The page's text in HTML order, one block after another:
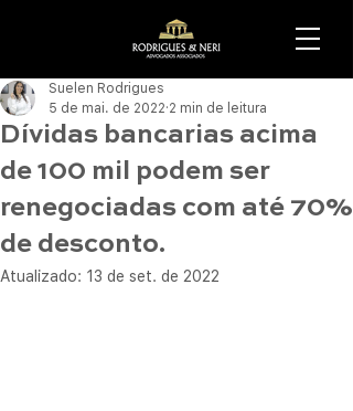
Dívidas bancarias acima
de 100 mil podem ser
renegociadas com até 70%
de desconto.
Suelen Rodrigues
5 de mai. de 2022 2 min de leitura
Atualizado: 13 de set. de 2022